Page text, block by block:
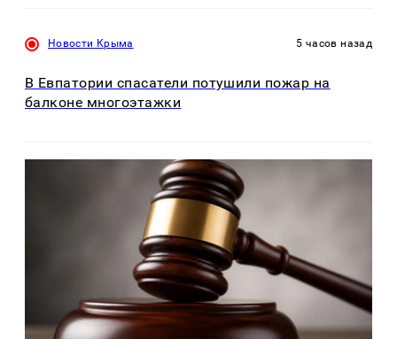
Новости Крыма 5 часов назад
В Евпатории спасатели потушили пожар на
балконе многоэтажки